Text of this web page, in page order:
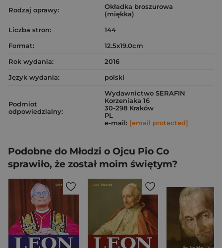
Rodzaj oprawy:
Okładka broszurowa
(miękka)
Liczba stron:
144
Format:
12.5x19.0cm
Rok wydania:
2016
Język wydania:
polski
Podmiot
odpowiedzialny:
Wydawnictwo SERAFIN
Korzeniaka 16
30-298 Kraków
PL
e-mail: [email protected]
Podobne do Młodzi o Ojcu Pio Co
sprawiło, że został moim świętym?